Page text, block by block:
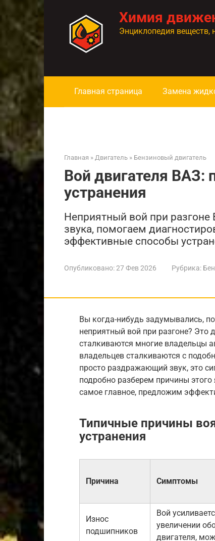
контенту
Химия
Энциклопедия веществ,
Главная страница Замена
Главная » Двигатель » Бензиновый двигатель
Вой двигателя ВАЗ:
устранения
Неприятный вой при разгоне
звука, помогаем
эффективные способы
Опубликовано:27 Фев 2026 Рубрика:
Вы когда-нибудь задумывались,
неприятный вой при разгоне? Это
сталкиваются многие владельцы
владельцев сталкиваются с
просто раздражающий звук, это
подробно разберем причины
самое главное, предложим
Типичные причины
устранения
Причина Симптомы
Износ
подшипников
Вой
увеличении
двигателя,